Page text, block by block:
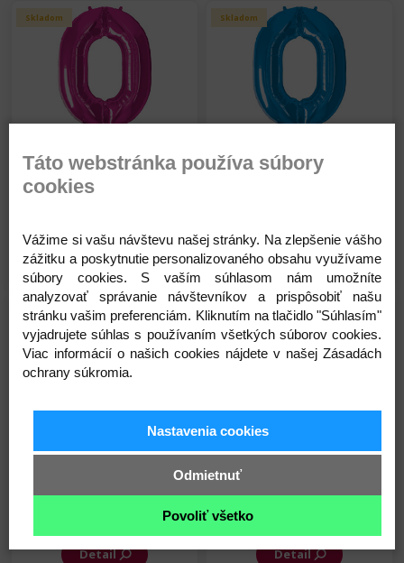
Skladom
Qualatex Balón - fóliová
číslica - 0 - Magenta - Sýta
ružová - 85 cm
9,40 €
Detail
Skladom
Qualatex Balón - fóliová
číslica - 0 - Modrá - 85 cm
Detail
Skladom
9,40 €
Detail
Skladom
9,40 €
Detail
Táto webstránka používa súbory
cookies
Vážime si vašu návštevu našej stránky. Na zlepšenie vášho
zážitku a poskytnutie personalizovaného obsahu využívame
súbory cookies. S vaším súhlasom nám umožníte
analyzovať správanie návštevníkov a prispôsobiť našu
stránku vašim preferenciám. Kliknutím na tlačidlo "Súhlasím"
vyjadrujete súhlas s používaním všetkých súborov cookies.
Viac informácií o našich cookies nájdete v našej Zásadách
ochrany súkromia.
Nastavenia cookies
Odmietnuť
Povoliť všetko